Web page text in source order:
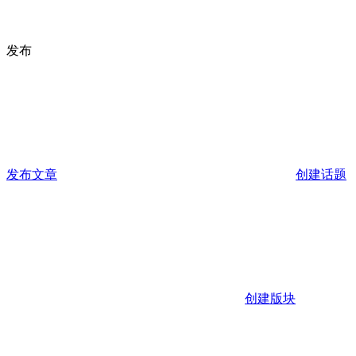
发布
发布文章 创建话题
创建版块